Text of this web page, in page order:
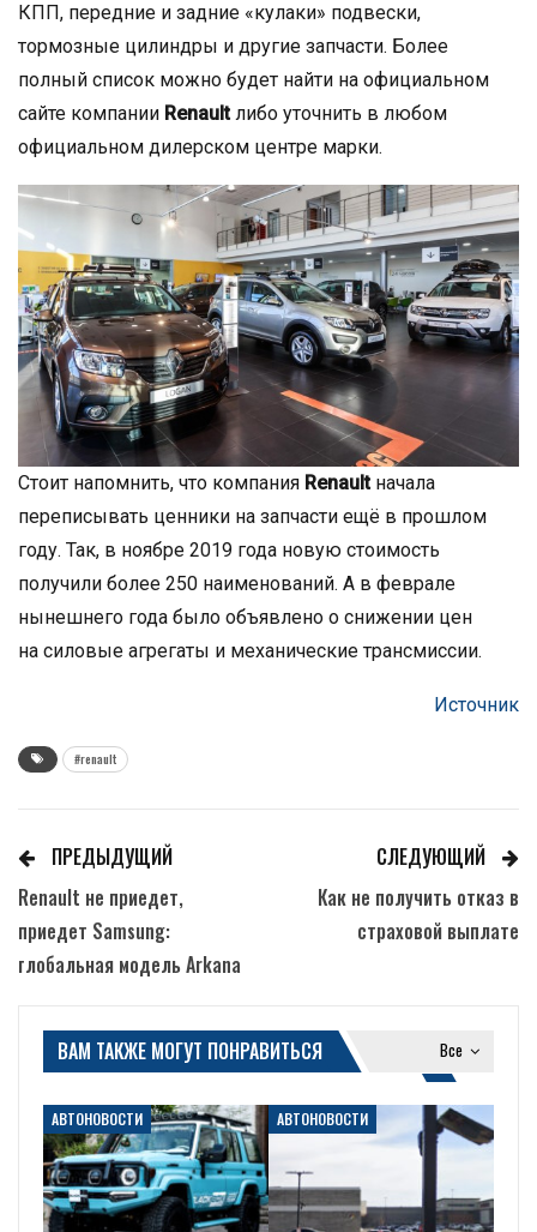
КПП, передние и задние «кулаки» подвески,
тормозные цилиндры и другие запчасти. Более
полный список можно будет найти на официальном
сайте компании Renaultлибо уточнить в любом
официальном дилерском центре марки.
Стоит напомнить, что компания Renaultначала
переписывать ценники на запчасти ещё в прошлом
году. Так, в ноябре 2019 года новую стоимость
получили более 250 наименований. А в феврале
нынешнего года было объявлено о снижении цен
на силовые агрегаты и механические трансмиссии.
Источник
#renault
ПРЕДЫДУЩИЙ
Renault не приедет,
приедет Samsung:
глобальная модель Arkana
СЛЕДУЮЩИЙ
Как не получить отказ в
страховой выплате
Все
ВАМ ТАКЖЕ МОГУТ ПОНРАВИТЬСЯ
АВТОНОВОСТИ АВТОНОВОСТИ